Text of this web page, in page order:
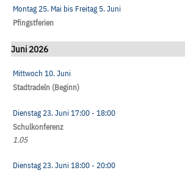
Montag 25. Mai bis Freitag 5. Juni
Pfingstferien
Juni 2026
Mittwoch 10. Juni
Stadtradeln (Beginn)
Dienstag 23. Juni 17:00- 18:00
Schulkonferenz
1.05
Dienstag 23. Juni 18:00- 20:00